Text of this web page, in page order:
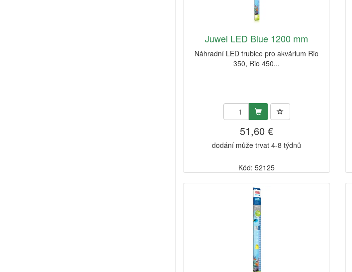
Juwel LED Blue 1200 mm
Náhradní LED trubice pro akvárium Rio
350, Rio 450...
51,60 €
dodání může trvat 4-8 týdnů
Kód: 52125